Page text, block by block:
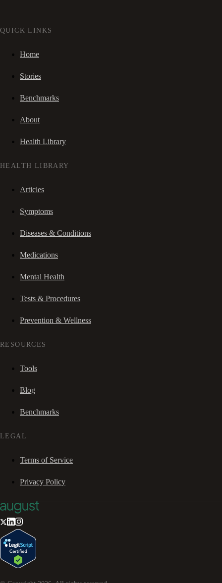
QUICK LINKS
Home
Stories
Benchmarks
About
Health Library
HEALTH LIBRARY
Articles
Symptoms
Diseases & Conditions
Medications
Mental Health
Tests & Procedures
Prevention & Wellness
RESOURCES
Tools
Blog
Benchmarks
LEGAL
Terms of Service
Privacy Policy